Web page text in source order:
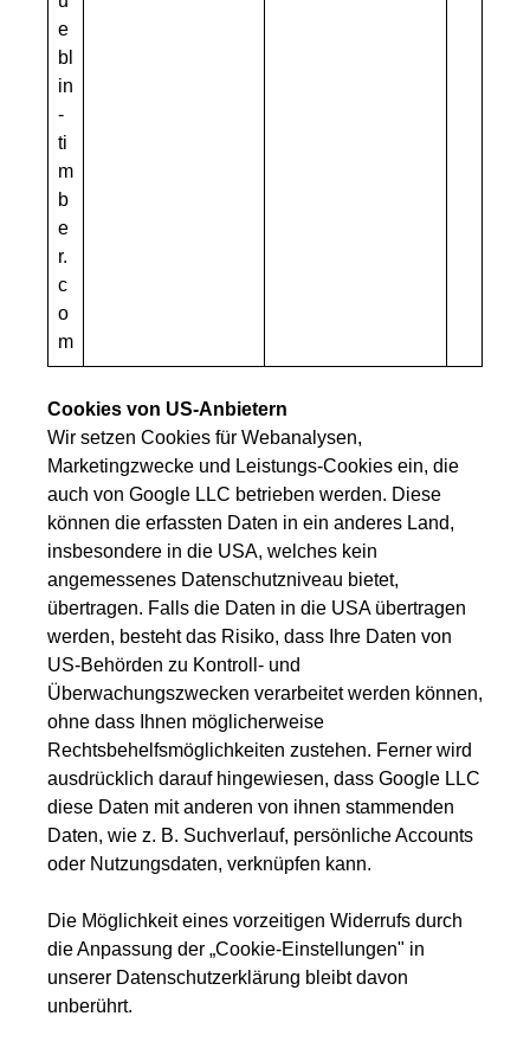
e
bl
in
-
ti
m
b
e
r.
c
o
m
Cookies von US-Anbietern
Wir setzen Cookies für Webanalysen,
Marketingzwecke und Leistungs-Cookies ein, die
auch von Google LLC betrieben werden. Diese
können die erfassten Daten in ein anderes Land,
insbesondere in die USA, welches kein
angemessenes Datenschutzniveau bietet,
übertragen. Falls die Daten in die USA übertragen
werden, besteht das Risiko, dass Ihre Daten von
US-Behörden zu Kontroll- und
Überwachungszwecken verarbeitet werden können,
ohne dass Ihnen möglicherweise
Rechtsbehelfsmöglichkeiten zustehen. Ferner wird
ausdrücklich darauf hingewiesen, dass Google LLC
diese Daten mit anderen von ihnen stammenden
Daten, wie z. B. Suchverlauf, persönliche Accounts
oder Nutzungsdaten, verknüpfen kann.
Die Möglichkeit eines vorzeitigen Widerrufs durch
die Anpassung der „Cookie-Einstellungen" in
unserer Datenschutzerklärung bleibt davon
unberührt.